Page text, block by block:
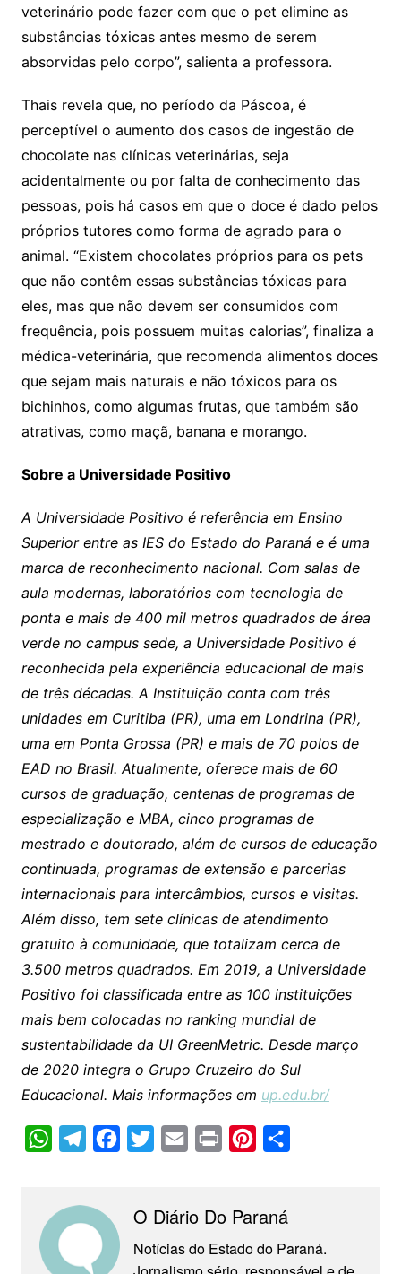
veterinário pode fazer com que o pet elimine as
substâncias tóxicas antes mesmo de serem
absorvidas pelo corpo”, salienta a professora.
Thais revela que, no período da Páscoa, é
perceptível o aumento dos casos de ingestão de
chocolate nas clínicas veterinárias, seja
acidentalmente ou por falta de conhecimento das
pessoas, pois há casos em que o doce é dado pelos
próprios tutores como forma de agrado para o
animal. “Existem chocolates próprios para os pets
que não contêm essas substâncias tóxicas para
eles, mas que não devem ser consumidos com
frequência, pois possuem muitas calorias”, finaliza a
médica-veterinária, que recomenda alimentos doces
que sejam mais naturais e não tóxicos para os
bichinhos, como algumas frutas, que também são
atrativas, como maçã, banana e morango.
Sobre a Universidade Positivo
A Universidade Positivo é referência em Ensino
Superior entre as IES do Estado do Paraná e é uma
marca de reconhecimento nacional. Com salas de
aula modernas, laboratórios com tecnologia de
ponta e mais de 400 mil metros quadrados de área
verde no campus sede, a Universidade Positivo é
reconhecida pela experiência educacional de mais
de três décadas. A Instituição conta com três
unidades em Curitiba (PR), uma em Londrina (PR),
uma em Ponta Grossa (PR) e mais de 70 polos de
EAD no Brasil. Atualmente, oferece mais de 60
cursos de graduação, centenas de programas de
especialização e MBA, cinco programas de
mestrado e doutorado, além de cursos de educação
continuada, programas de extensão e parcerias
internacionais para intercâmbios, cursos e visitas.
Além disso, tem sete clínicas de atendimento
gratuito à comunidade, que totalizam cerca de
3.500 metros quadrados. Em 2019, a Universidade
Positivo foi classificada entre as 100 instituições
mais bem colocadas no ranking mundial de
sustentabilidade da UI GreenMetric. Desde março
de 2020 integra o Grupo Cruzeiro do Sul
Educacional. Mais informações em up.edu.br/
W
t
s
e
b
t
t
i
l
n
t
t
e
a
O Diário Do Paraná
Notícias do Estado do Paraná.